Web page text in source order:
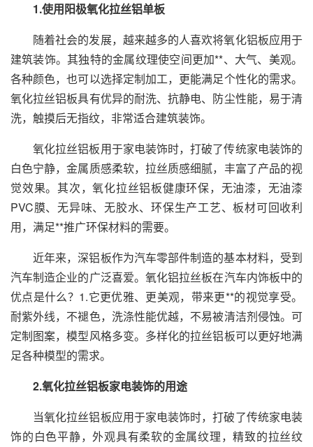
1.使用阳极氧化拉丝铝单板
随着社会的发展，越来越多的人喜欢将氧化铝板应用于
建筑装饰。其独特的金属纹理使空间更加**、大气、美观。
各种颜色，也可以选择定制加工，更能满足个性化的需求。
氧化拉丝铝板具有优异的耐洗、抗静电、防尘性能，易于清
洗，触摸后无指纹，非常适合建筑装饰。
氧化拉丝铝板用于家电装饰时，打破了传统家电装饰的
白色宁静，金属质感柔软，拉丝质感细腻，丰富了产品的视
觉效果。其次，氧化拉丝铝板健康环保，无油漆，无油漆
PVC膜、无异味、无胶水、环保生产工艺、板材可回收利
用，满足**推广环保材料的需要。
近年来，深铝板作为汽车零部件制造的基本材料，受到
汽车制造企业的广泛喜爱。氧化铝拉丝板在汽车内饰板中的
优点是什么？1.它更优雅、更美观，带来更**的视觉享受。
耐紫外线，不褪色，洗涤性能优越，不易被清洁剂侵蚀。可
定制图案，模型风格多变。多样化的拉丝铝板可以更好地满
足各种模型的需求。
2.氧化拉丝铝板家电装饰的用途
当氧化拉丝铝板应用于家电装饰时，打破了传统家电装
饰的白色平静，外观具有柔软的金属纹理，精致的拉丝纹